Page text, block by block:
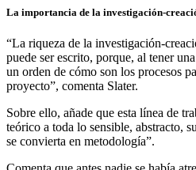
La importancia de la investigación-
“La riqueza de la investigación-
puede ser escrito, porque, al tener
un orden de cómo son los procesos
proyecto”, comenta Slater.
Sobre ello, añade que esta línea de
teórico a toda lo sensible, abstracto,
se convierta en metodología”.